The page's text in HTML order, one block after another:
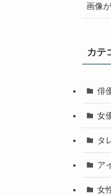
画像
カテ
俳
女
タ
ア
女